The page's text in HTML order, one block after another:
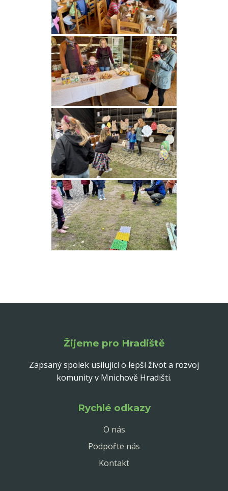
Žijeme pro Hradiště
Zapsaný spolek usilující o lepší život a rozvoj
komunity v Mnichově Hradišti.
Rychlé odkazy
O nás
Podpořte nás
Kontakt